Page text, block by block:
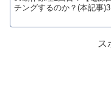
チングするのか？(本記事)3
ス